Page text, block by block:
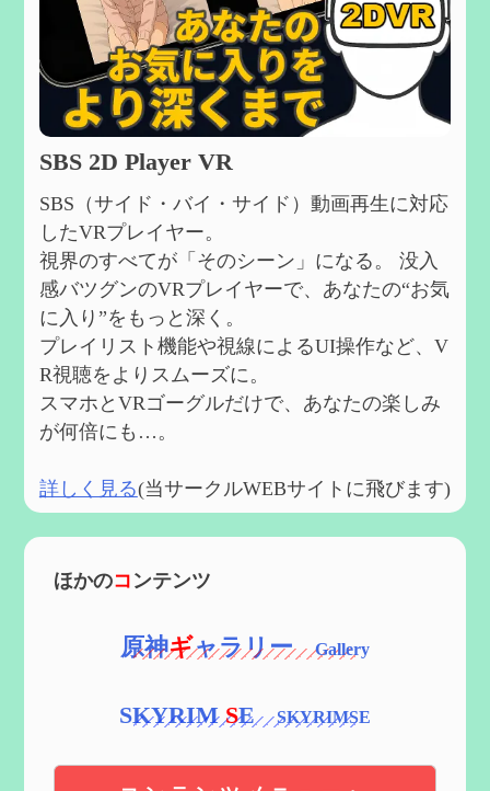
SBS 2D Player VR
SBS（サイド・バイ・サイド）動画再生に対応
したVRプレイヤー。
視界のすべてが「そのシーン」になる。 没入
感バツグンのVRプレイヤーで、あなたの“お気
に入り”をもっと深く。
プレイリスト機能や視線によるUI操作など、V
R視聴をよりスムーズに。
スマホとVRゴーグルだけで、あなたの楽しみ
が何倍にも…。
詳しく見る(当サークルWEBサイトに飛びます)
ほかのコ ンテンツ
原神ギャラリー
SKYRIMSE